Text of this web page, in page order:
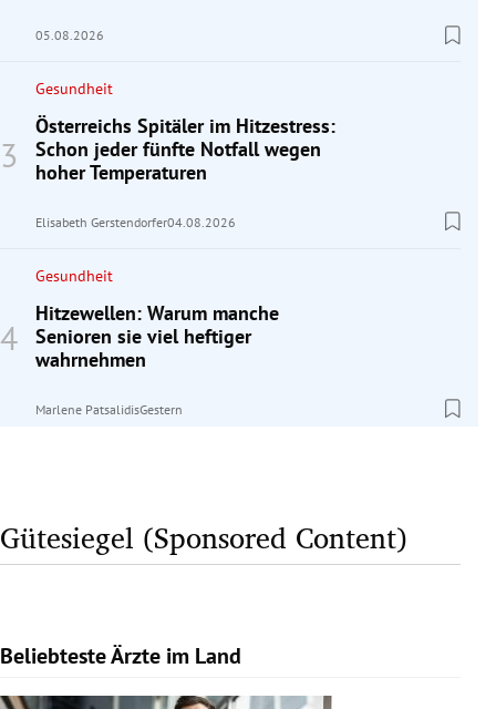
05.08.2026
Gesundheit
Österreichs Spitäler im Hitzestress:
Schon jeder fünfte Notfall wegen
hoher Temperaturen
Elisabeth Gerstendorfer04.08.2026
Gesundheit
Hitzewellen: Warum manche
Senioren sie viel heftiger
wahrnehmen
Marlene PatsalidisGestern
Gütesiegel (Sponsored Content)
Beliebteste Ärzte im Land
Slide 1 von 1